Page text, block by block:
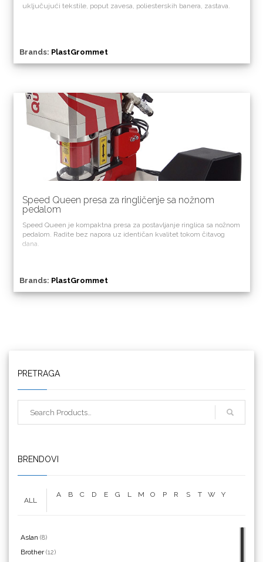
uključujući tekstile, poput zavesa, poliesterskih banera, zastava.
Brands: PlastGrommet
Speed Queen presa za ringličenje sa nožnom
pedalom
Speed Queen je kompaktna presa za postavljanje ringlica sa nožnom
pedalom. Radite bez napora uz identičan kvalitet tokom čitavog
dana.
Brands: PlastGrommet
PRETRAGA
BRENDOVI
ALL
A B C D E G L M O P R S T W Y
Aslan (8)
Brother(12)